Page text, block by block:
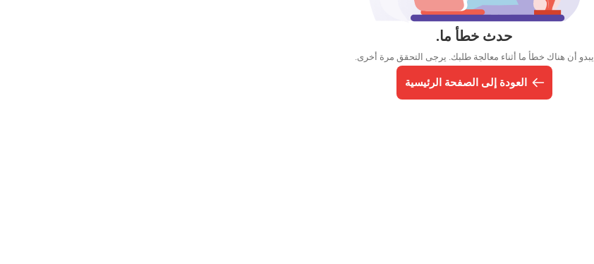
حدث خطأ ما.
يبدو أن هناك خطأ ما أثناء معالجة طلبك. يرجى التحقق مرة أخرى.
العودة إلى الصفحة الرئيسية